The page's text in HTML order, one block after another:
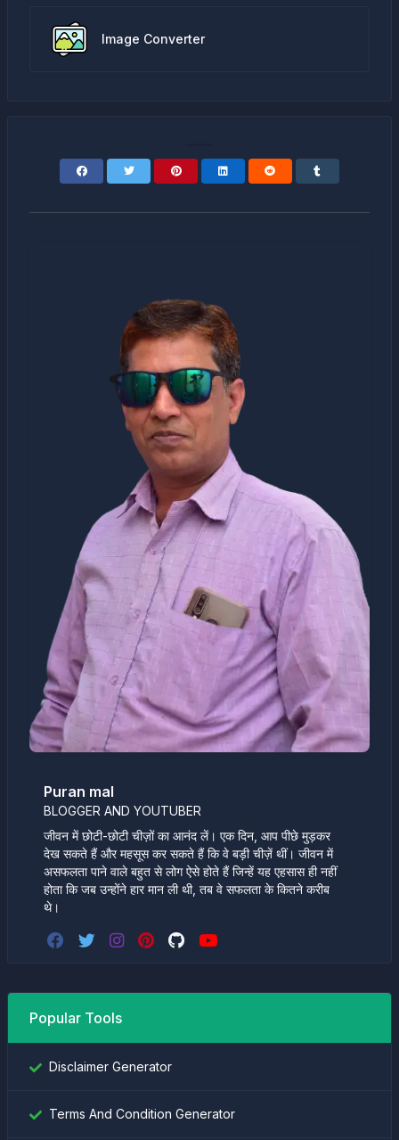
Image Converter
Puran mal
BLOGGER AND YOUTUBER
जीवन में छोटी-छोटी चीज़ों का आनंद लें। एक दिन, आप पीछे मुड़कर
देख सकते हैं और महसूस कर सकते हैं कि वे बड़ी चीज़ें थीं। जीवन में
असफलता पाने वाले बहुत से लोग ऐसे होते हैं जिन्हें यह एहसास ही नहीं
होता कि जब उन्होंने हार मान ली थी, तब वे सफलता के कितने करीब
थे।
Popular Tools
Disclaimer Generator
Terms And Condition Generator